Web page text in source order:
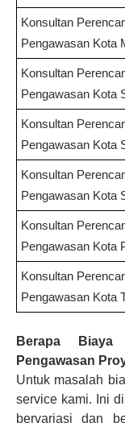
Konsultan
Pengawasan Kota
Konsultan
Pengawasan Kota
Konsultan
Pengawasan Kota
Konsultan
Pengawasan Kota
Konsultan
Pengawasan Kota
Konsultan
Pengawasan Kota
Berapa Biaya
Pengawasan
Untuk masalah
service kami. Ini
bervariasi dan